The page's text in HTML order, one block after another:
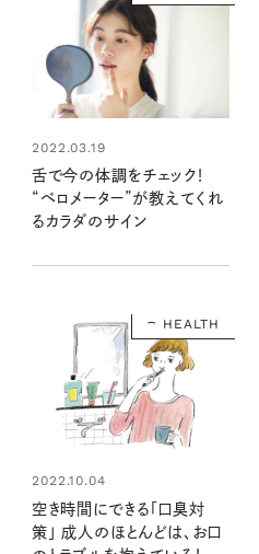
2022.03.19
舌で今の体調をチェック！
“ベロメーター”が教えてくれ
るカラダのサイン
HEALTH
2022.10.04
空き時間にできる「口臭対
策」 成人のほとんどは、お口